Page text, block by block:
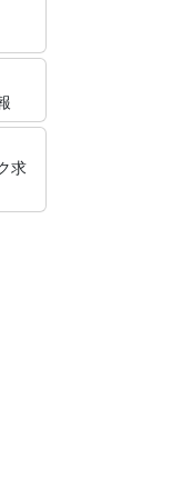
求